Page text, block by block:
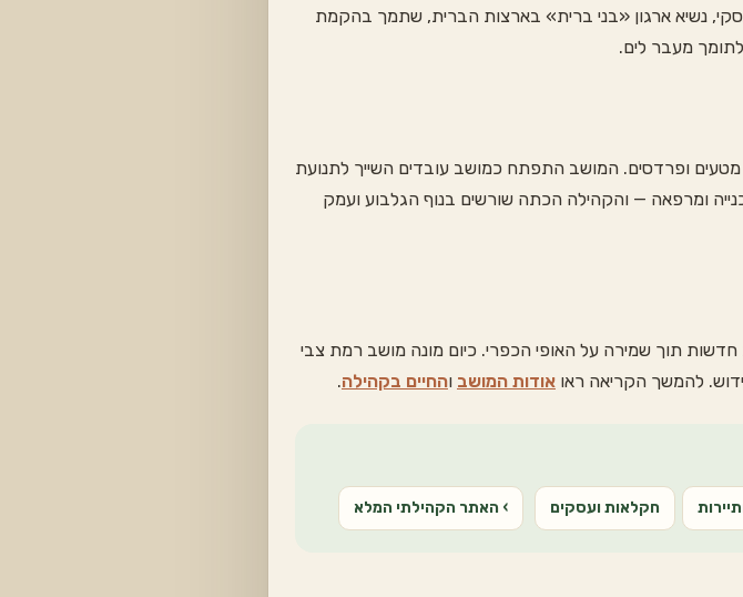
מונסקי, נשיא ארגון «בני ברית» בארצות הברית, שתמך בהקמת
מעבר לים.
מטעים ופרדסים. המושב התפתח כמושב עובדים השייך לתנועת
לחבר, צרכנייה ומרפאה — והקהילה הכתה שורשים בנוף הגלבוע ועמק
חדשות תוך שמירה על האופי הכפרי. כיום מונה מושב רמת צבי
אודות המושב והחיים בקהילה.
חקלאות ועסקים › האתר הקהילתי המלא